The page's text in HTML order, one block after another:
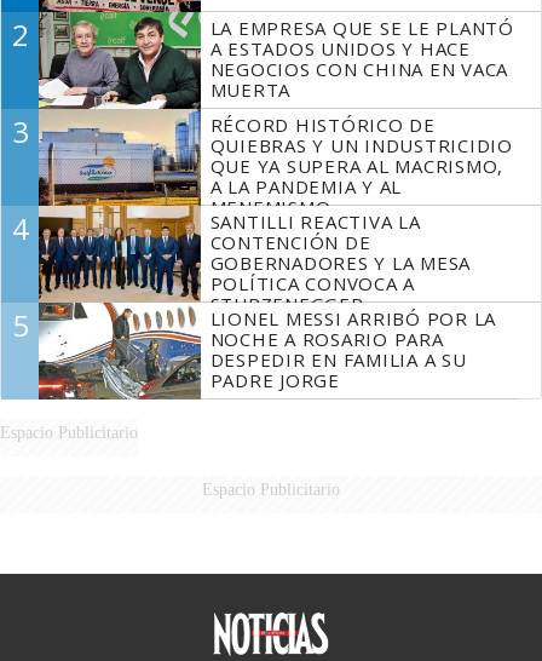
2
LA EMPRESA QUE SE LE PLANTÓ
A ESTADOS UNIDOS Y HACE
NEGOCIOS CON CHINA EN VACA
MUERTA
3
RÉCORD HISTÓRICO DE
QUIEBRAS Y UN INDUSTRICIDIO
QUE YA SUPERA AL MACRISMO,
A LA PANDEMIA Y AL
MENEMISMO
4
SANTILLI REACTIVA LA
CONTENCIÓN DE
GOBERNADORES Y LA MESA
POLÍTICA CONVOCA A
STURZENEGGER
5
LIONEL MESSI ARRIBÓ POR LA
NOCHE A ROSARIO PARA
DESPEDIR EN FAMILIA A SU
PADRE JORGE
Espacio Publicitario
Espacio Publicitario